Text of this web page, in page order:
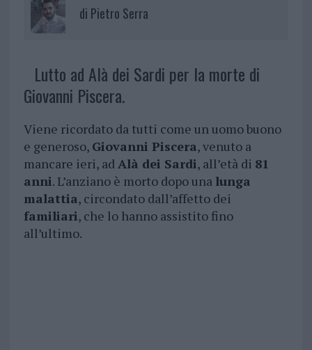
di Pietro Serra
Lutto ad Alà dei Sardi per la morte di
Giovanni Piscera.
Viene ricordato da tutti come un uomo buono
e generoso, Giovanni Piscera, venuto a
mancare ieri, adAlà dei Sardi, all’età di 81
anni. L’anziano è morto dopo una lunga
malattia, circondato dall’affetto dei
familiari, che lo hanno assistito fino
all’ultimo.